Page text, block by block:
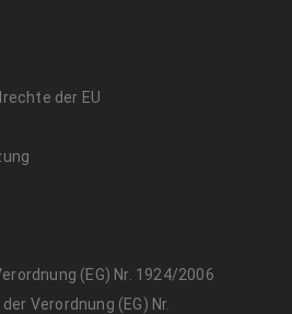
der EU
(EG) Nr. 1924/2006
Verordnung (EG) Nr.